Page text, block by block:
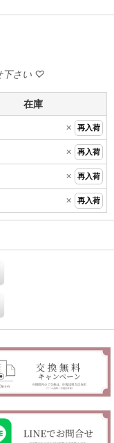
在庫
× 再入荷
× 再入荷
× 再入荷
× 再入荷